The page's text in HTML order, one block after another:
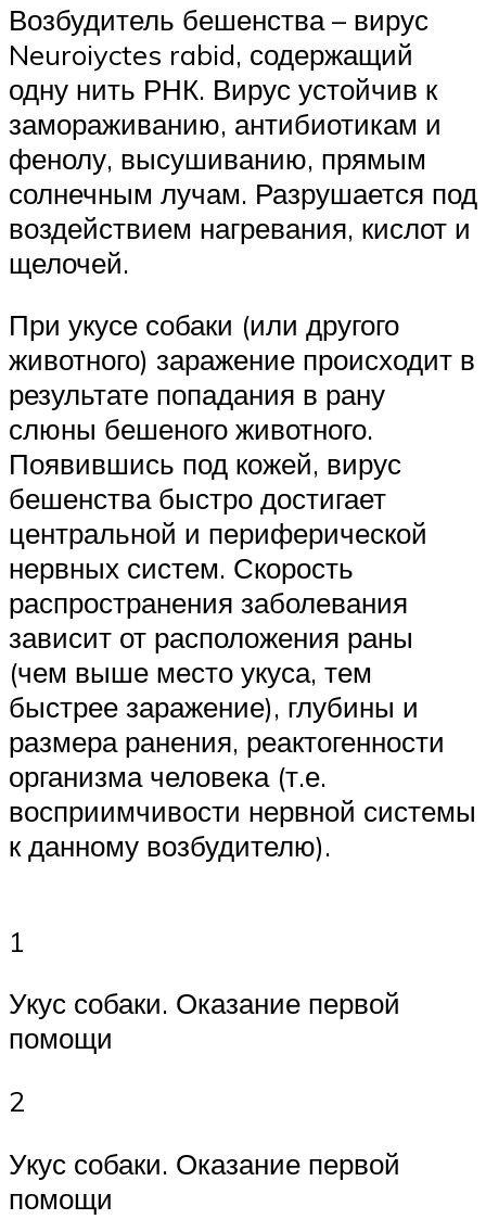
Возбудитель бешенства – вирус
Neuroiyctes rabid, содержащий
одну нить РНК. Вирус устойчив к
замораживанию, антибиотикам и
фенолу, высушиванию, прямым
солнечным лучам. Разрушается под
воздействием нагревания, кислот и
щелочей.
При укусе собаки (или другого
животного) заражение происходит в
результате попадания в рану
слюны бешеного животного.
Появившись под кожей, вирус
бешенства быстро достигает
центральной и периферической
нервных систем. Скорость
распространения заболевания
зависит от расположения раны
(чем выше место укуса, тем
быстрее заражение), глубины и
размера ранения, реактогенности
организма человека (т.е.
восприимчивости нервной системы
к данному возбудителю).
1
Укус собаки. Оказание первой
помощи
2
Укус собаки. Оказание первой
помощи